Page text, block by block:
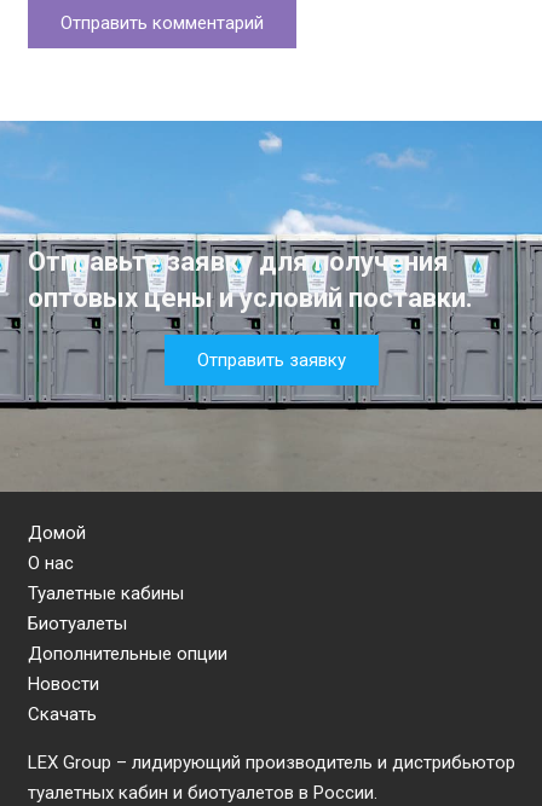
Отправить комментарий
Отправьте заявку для получения
оптовых цены и условий поставки.
Отправить заявку
Домой
О нас
Туалетные кабины
Биотуалеты
Дополнительные опции
Новости
Скачать
LEX Group – лидирующий производитель и дистрибьютор
туалетных кабин и биотуалетов в России.